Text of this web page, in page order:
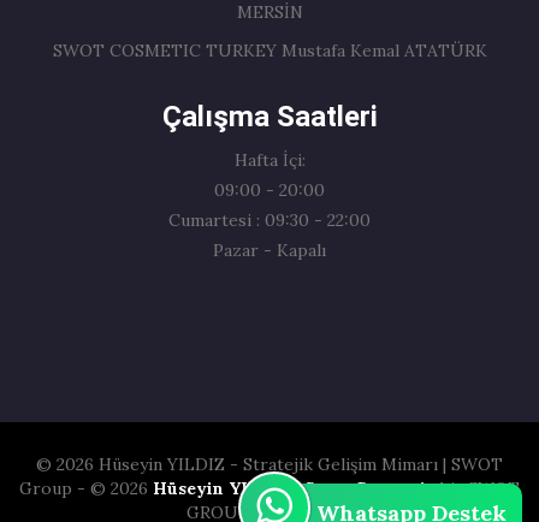
Whatsapp Destek
MERSİN
SWOT COSMETIC TURKEY Mustafa Kemal ATATÜRK
Çalışma Saatleri
Hafta İçi:
09:00 - 20:00
Cumartesi : 09:30 - 22:00
Pazar - Kapalı
© 2026 Hüseyin YILDIZ - Stratejik Gelişim Mimarı | SWOT
Group - © 2026 Hüseyin YILDIZ |Swot Cosmeticbir SWOT
GROUP kuruluşudur.